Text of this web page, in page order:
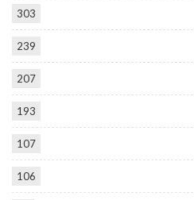
303
239
207
193
107
106